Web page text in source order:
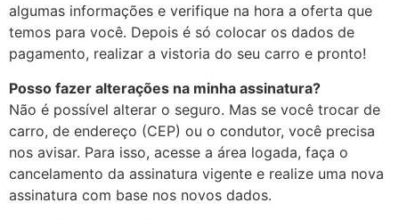
algumas informações e verifique na hora a oferta que
temos para você. Depois é só colocar os dados de
pagamento, realizar a vistoria do seu carro e pronto!
Posso fazer alterações na minha assinatura?
Não é possível alterar o seguro. Mas se você trocar de
carro, de endereço (CEP) ou o condutor, você precisa
nos avisar. Para isso, acesse a área logada, faça o
cancelamento da assinatura vigente e realize uma nova
assinatura com base nos novos dados.